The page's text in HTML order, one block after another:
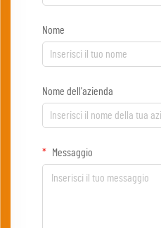
Nome
Nome dell'azienda
Messaggio